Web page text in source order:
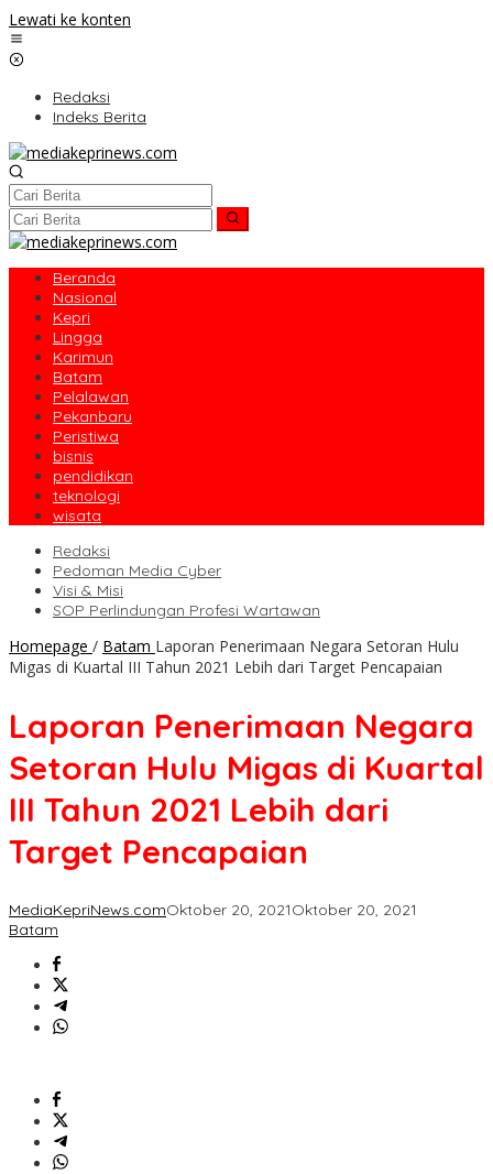
Lewati ke konten
Redaksi
Indeks Berita
Beranda
Nasional
Kepri
Lingga
Karimun
Batam
Pelalawan
Pekanbaru
Peristiwa
bisnis
pendidikan
teknologi
wisata
Redaksi
Pedoman Media Cyber
Visi & Misi
SOP Perlindungan Profesi Wartawan
Homepage / Batam Laporan Penerimaan Negara Setoran Hulu
Migas di Kuartal III Tahun 2021 Lebih dari Target Pencapaian
Laporan Penerimaan Negara
Setoran Hulu Migas di Kuartal
III Tahun 2021 Lebih dari
Target Pencapaian
MediaKepriNews.comOktober 20, 2021Oktober 20, 2021
Batam